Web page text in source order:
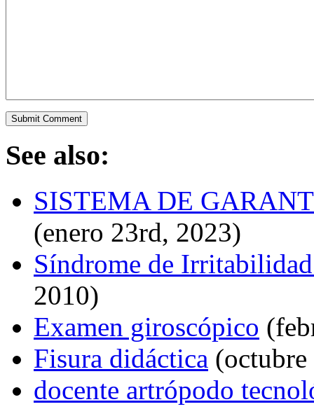
See also:
SISTEMA DE
(enero 23rd, 2023)
Síndrome de
2010)
Examen giroscópico
Fisura didáctica
docente artrópodo